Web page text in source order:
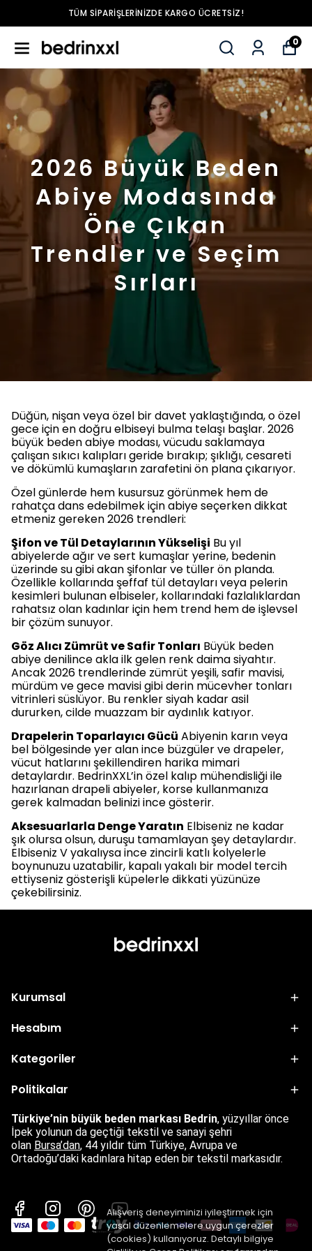
TÜM SIPARIŞLERINIZDE KARGO ÜCRETSIZ!
0
Alışveriş deneyiminizi iyileştirmek için
yasal düzenlemelere uygun çerezler
(cookies) kullanıyoruz. Detaylı bilgiye
2026 Büyük Beden
Abiye Modasında
Öne Çıkan
Trendler ve Seçim
Sırları
Düğün, nişan veya özel bir davet yaklaştığında, o özel
gece için en doğru elbiseyi bulma telaşı başlar. 2026
büyük beden abiye modası, vücudu saklamaya
çalışan sıkıcı kalıpları geride bırakıp; şıklığı, cesareti
ve dökümlü kumaşların zarafetini ön plana çıkarıyor.
Özel günlerde hem kusursuz görünmek hem de
rahatça dans edebilmek için abiye seçerken dikkat
etmeniz gereken 2026 trendleri:
Şifon ve Tül Detaylarının Yükselişi Bu yıl
abiyelerde ağır ve sert kumaşlar yerine, bedenin
üzerinde su gibi akan şifonlar ve tüller ön planda.
Özellikle kollarında şeffaf tül detayları veya pelerin
kesimleri bulunan elbiseler, kollarındaki fazlalıklardan
rahatsız olan kadınlar için hem trend hem de işlevsel
bir çözüm sunuyor.
Göz Alıcı Zümrüt ve Safir Tonları Büyük beden
abiye denilince akla ilk gelen renk daima siyahtır.
Ancak 2026 trendlerinde zümrüt yeşili, safir mavisi,
mürdüm ve gece mavisi gibi derin mücevher tonları
vitrinleri süslüyor. Bu renkler siyah kadar asil
dururken, cilde muazzam bir aydınlık katıyor.
Drapelerin Toparlayıcı Gücü Abiyenin karın veya
bel bölgesinde yer alan ince büzgüler ve drapeler,
vücut hatlarını şekillendiren harika mimari
detaylardır. BedrinXXL’in özel kalıp mühendisliği ile
hazırlanan drapeli abiyeler, korse kullanmanıza
gerek kalmadan belinizi ince gösterir.
Aksesuarlarla Denge Yaratın Elbiseniz ne kadar
şık olursa olsun, duruşu tamamlayan şey detaylardır.
Elbiseniz V yakalıysa ince zincirli katlı kolyelerle
boynunuzu uzatabilir, kapalı yakalı bir model tercih
ettiyseniz gösterişli küpelerle dikkati yüzünüze
çekebilirsiniz.
Kurumsal
Hesabım
Kategoriler
Politikalar
Türkiye’nin büyük beden markası Bedrin, yüzyıllar önce
İpek yolunun da geçtiği tekstil ve sanayi şehri
olan Bursa’dan, 44 yıldır tüm Türkiye, Avrupa ve
Ortadoğu’daki kadınlara hitap eden bir tekstil markasıdır.